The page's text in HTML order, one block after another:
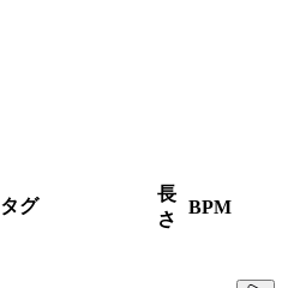
タグ
長
さ
BPM